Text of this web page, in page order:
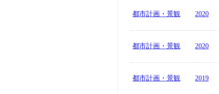
都市計画・景観 2020
都市計画・景観 2020
都市計画・景観 2019